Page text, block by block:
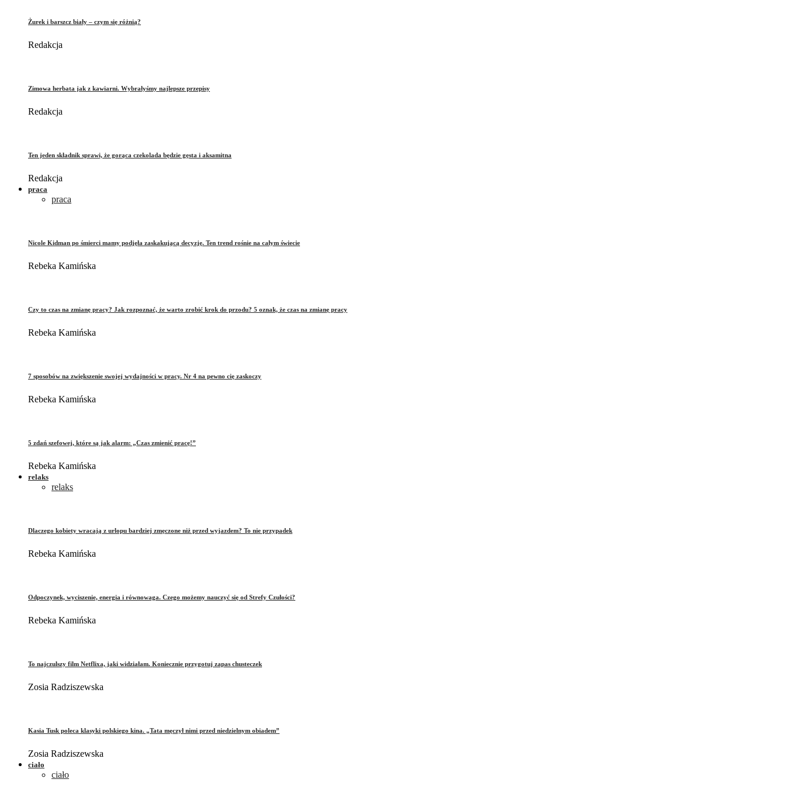
Żurek i barszcz biały – czym się różnią?
Redakcja
Zimowa herbata jak z kawiarni. Wybrałyśmy najlepsze przepisy
Redakcja
Ten jeden składnik sprawi, że gorąca czekolada będzie gęsta i aksamitna
Redakcja
praca
praca
Nicole Kidman po śmierci mamy podjęła zaskakującą decyzję. Ten trend rośnie na całym świecie
Rebeka Kamińska
Czy to czas na zmianę pracy? Jak rozpoznać, że warto zrobić krok do przodu? 5 oznak, że czas na zmianę pracy
Rebeka Kamińska
7 sposobów na zwiększenie swojej wydajności w pracy. Nr 4 na pewno cię zaskoczy
Rebeka Kamińska
5 zdań szefowej, które są jak alarm: „Czas zmienić pracę!”
Rebeka Kamińska
relaks
relaks
Dlaczego kobiety wracają z urlopu bardziej zmęczone niż przed wyjazdem? To nie przypadek
Rebeka Kamińska
Odpoczynek, wyciszenie, energia i równowaga. Czego możemy nauczyć się od Strefy Czułości?
Rebeka Kamińska
To najczulszy film Netflixa, jaki widziałam. Koniecznie przygotuj zapas chusteczek
Zosia Radziszewska
Kasia Tusk poleca klasyki polskiego kina. „Tata męczył nimi przed niedzielnym obiadem”
Zosia Radziszewska
ciało
ciało